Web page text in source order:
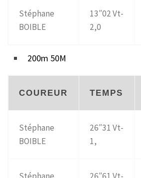
Stéphane
BOIBLE
13″02 Vt-
2,0
200m 50M
COUREUR TEMPS
Stéphane
BOIBLE
26″31 Vt-
1,